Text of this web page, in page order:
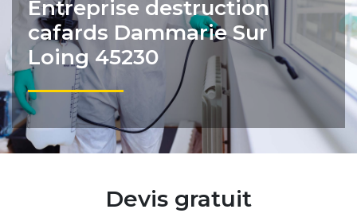
Entreprise destruction
cafards Dammarie Sur
Loing 45230
Devis gratuit